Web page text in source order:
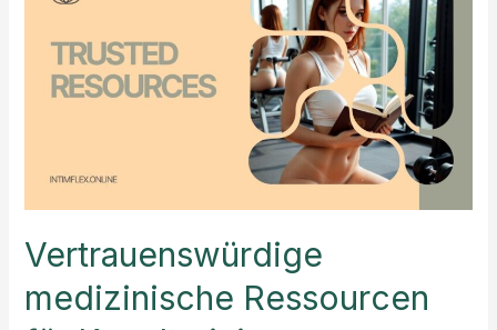
Vertrauenswürdige
medizinische Ressourcen